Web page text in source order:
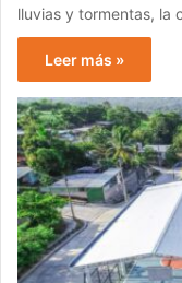
lluvias y tormentas, la
Leer más »